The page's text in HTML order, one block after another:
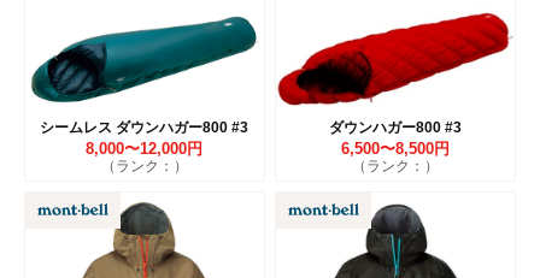
シームレス ダウンハガー800 #3
8,000〜12,000円
（ランク：）
ダウンハガー800 #3
6,500〜8,500円
（ランク：）